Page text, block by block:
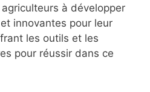
à développer
innovantes pour leur
les outils et les
pour réussir dans ce